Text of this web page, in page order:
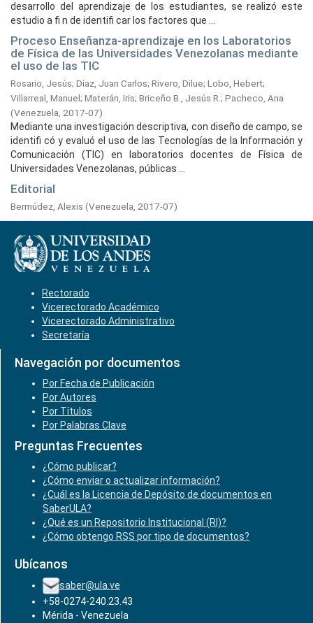
desarrollo del aprendizaje de los estudiantes, se realizó este
estudio a fi n de identifi car los factores que ...
Proceso Enseñanza-aprendizaje en los Laboratorios
de Física de las Universidades Venezolanas mediante
el uso de las TIC
Rosario, Jesús; Díaz, Juan Carlos; Rivero, Dilue; Lobo, Hebert;
Villarreal, Manuel; Materán, Iris; Briceño B., Jesús R. ; Pacheco, Ana
(Venezuela, 2017-07)
Mediante una investigación descriptiva, con diseño de campo, se
identifi có y evaluó el uso de las Tecnologías de la Información y
Comunicación (TIC) en laboratorios docentes de Física de
Universidades Venezolanas, públicas ...
Editorial
Bermúdez, Alexis (Venezuela, 2017-07)
Rectorado
Vicerectorado Académico
Vicerectorado Administrativo
Secretaría
Navegación por documentos
Por Fecha de Publicación
Por Autores
Por Títulos
Por Palabras Clave
Preguntas Frecuentes
¿Cómo publicar?
¿Cómo enviar o actualizar información?
¿Cuál es la Licencia de Depósito de documentos en
SaberULA?
¿Qué es un Repositorio Institucional (RI)?
¿Cómo obtengo RSS por tipo de documentos?
Ubícanos
saber@ula.ve
+58-0274-240.23.43
Mérida - Venezuela